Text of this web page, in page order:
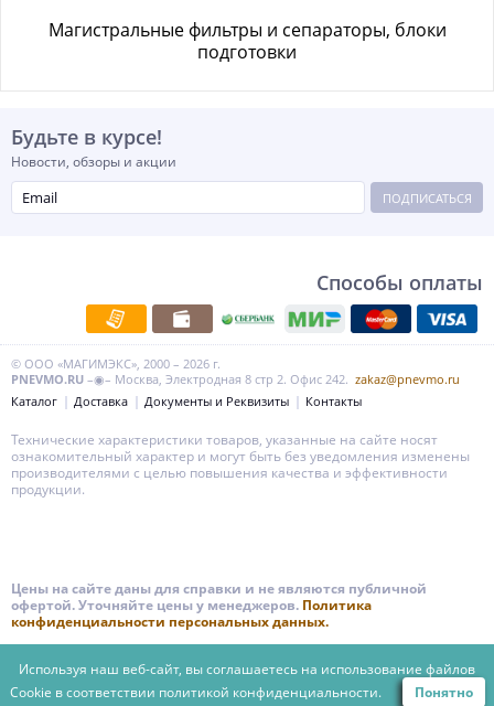
Магистральные фильтры и сепараторы, блоки
подготовки
Будьте в курсе!
Новости, обзоры и акции
ПОДПИСАТЬСЯ
Способы оплаты
© ООО «МАГИМЭКС», 2000 – 2026 г.
PNEVMO.RU –◉– Москва, Электродная 8 стр 2. Офис 242. zakaz@pnevmo.ru
Каталог
Доставка Документы и Реквизиты Контакты
Технические характеристики товаров, указанные на сайте носят
ознакомительный характер и могут быть без уведомления изменены
производителями с целью повышения качества и эффективности
продукции.
Цены на сайте даны для справки и не являются публичной
офертой. Уточняйте цены у менеджеров. Политика
конфиденциальности персональных данных.
Используя наш веб-сайт, вы соглашаетесь на использование файлов
Cookie в соответствии политикой конфиденциальности. Понятно